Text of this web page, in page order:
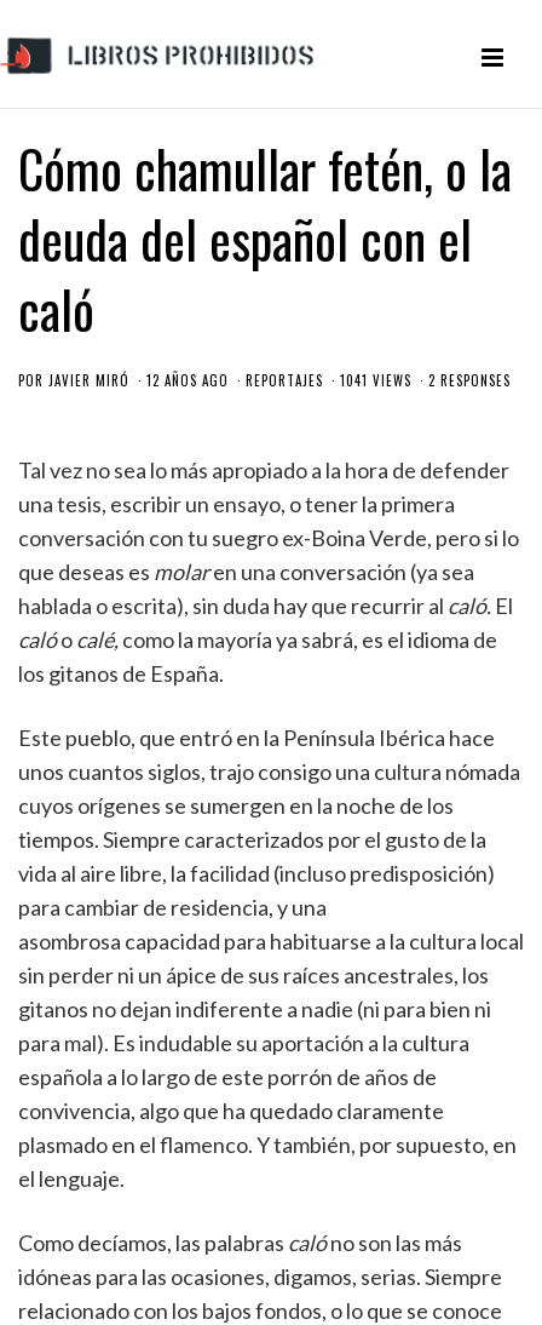
Cómo chamullar fetén, o la
deuda del español con el
caló
POR JAVIER MIRÓ 12 AÑOS AGO REPORTAJES 1041 VIEWS 2 RESPONSES
Tal vez no sea lo más apropiado a la hora de defender
una tesis, escribir un ensayo, o tener la primera
conversación con tu suegro ex-Boina Verde, pero si lo
que deseas es molaren una conversación (ya sea
hablada o escrita), sin duda hay que recurrir al caló. El
calóocalé,como la mayoría ya sabrá, es el idioma de
los gitanos de España.
Este pueblo, que entró en la Península Ibérica hace
unos cuantos siglos, trajo consigo una cultura nómada
cuyos orígenes se sumergen en la noche de los
tiempos. Siempre caracterizados por el gusto de la
vida al aire libre, la facilidad (incluso predisposición)
para cambiar de residencia, y una
asombrosa capacidad para habituarse a la cultura local
sin perder ni un ápice de sus raíces ancestrales, los
gitanos no dejan indiferente a nadie (ni para bien ni
para mal). Es indudable su aportación a la cultura
española a lo largo de este porrón de años de
convivencia, algo que ha quedado claramente
plasmado en el flamenco. Y también, por supuesto, en
el lenguaje.
Como decíamos, las palabras calóno son las más
idóneas para las ocasiones, digamos, serias. Siempre
relacionado con los bajos fondos, o lo que se conoce